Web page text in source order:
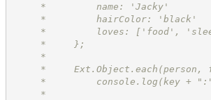
*         name: 'Jacky'
*         hairColor: 'black'
*         loves: ['food',
*     };
*
*     Ext.Object.each(person,
*         console.log(key +
*